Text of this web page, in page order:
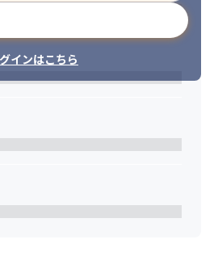
インはこちら